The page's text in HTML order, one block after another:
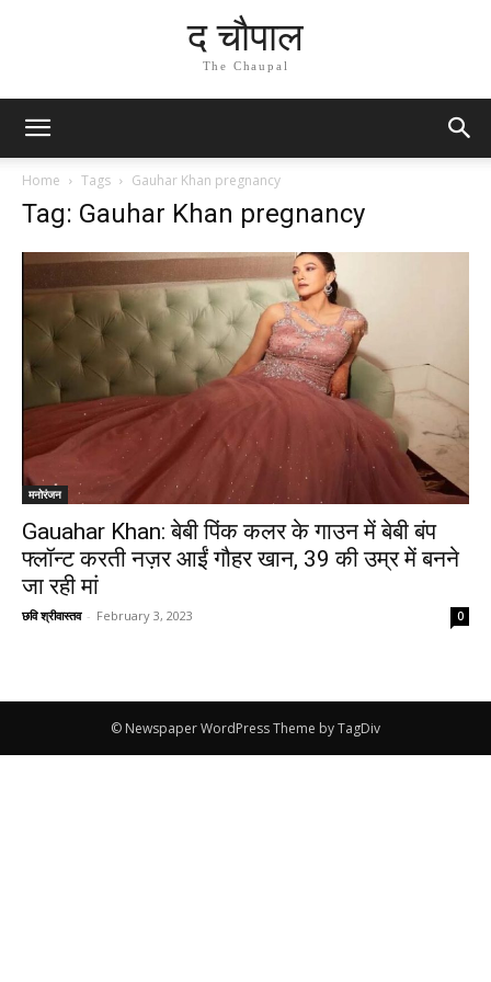
द चौपाल
The Chaupal
Home Tags Gauhar Khan pregnancy
Tag: Gauhar Khan pregnancy
मनोरंजन
Gauahar Khan: बेबी पिंक कलर के गाउन में बेबी बंप
फ्लॉन्ट करती नज़र आईं गौहर खान, 39 की उम्र में बनने
जा रही मां
छवि श्रीवास्तव - February 3, 2023 0
© Newspaper WordPress Theme by TagDiv